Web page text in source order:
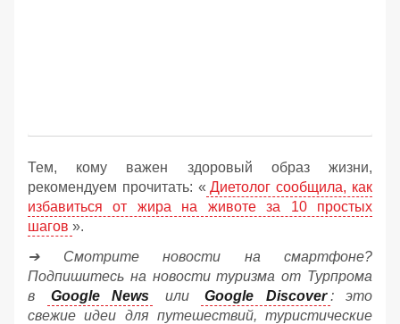
Тем, кому важен здоровый образ жизни,
рекомендуем прочитать: « Диетолог сообщила, как
избавиться от жира на животе за 10 простых
шагов ».
➔ Смотрите новости на смартфоне?
Подпишитесь на новости туризма от Турпрома
в
Google News или Google Discover : это
свежие идеи для путешествий, туристические